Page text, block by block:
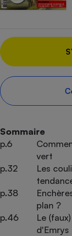
Sommaire
p.6
vert
p.32
Les
p.38
plan ?
p.46
Le
d'Emrys